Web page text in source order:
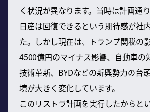
く状況が異なります。当時は計画通
日産は回復できるという期待感が社
た。しかし現在は、トランプ関税の
4500億円のマイナス影響、自動車の
技術革新、BYDなどの新興勢力の台
境が大きく変化しています。
このリストラ計画を実行したからと